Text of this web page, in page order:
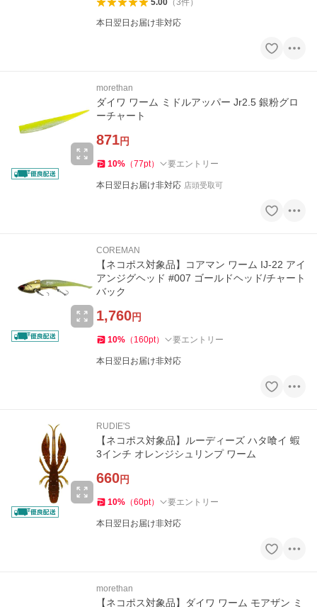
5.00（3件）
本日翌日お届け非対応
morethan
ダイワ ワーム ミドルアッパー Jr2.5 銀粉グロ
ーチャート
871円
10% （77pt） 要エントリー
本日翌日お届け非対応 店頭受取可
COREMAN
【ネコポス対象品】コアマン ワーム IJ-22 アイ
アンジグヘッド #007 ゴールドヘッド/チャート
バック
1,760円
10% （ 160pt） 要エントリー
本日翌日お届け非対応
RUDIE'S
【ネコポス対象品】ルーディーズ ハタ喰イ 蝦
3インチ オレンジシュリンプ ワーム
660円
10% （60pt） 要エントリー
本日翌日お届け非対応
morethan
【ネコポス対象品】ダイワ ワーム モアザン ミ